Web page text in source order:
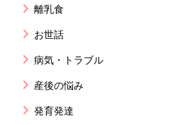
離乳食
お世話
病気・トラブル
産後の悩み
発育発達